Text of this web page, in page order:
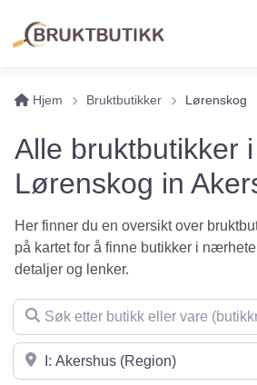
Hjem Bruktbutikker Lørenskog
Alle bruktbutikker i
Lørenskog in
Her finner du en oversikt over
på kartet for å finne butikker i
detaljer og lenker.
Søk etter butikk eller vare
Søk i nærheten